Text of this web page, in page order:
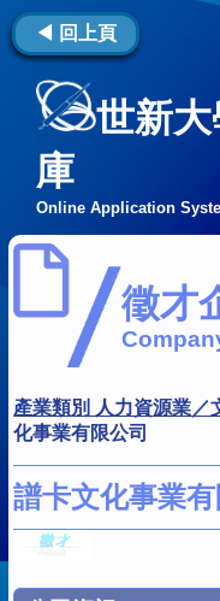
◀ 回上頁
世新
庫
Online Application
徵才
產業類別 人力資源業／
化事業有限公司
譜卡文化事業有